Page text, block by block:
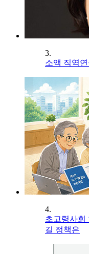
3.
소액 직역
4.
초고령사회
길 정책은